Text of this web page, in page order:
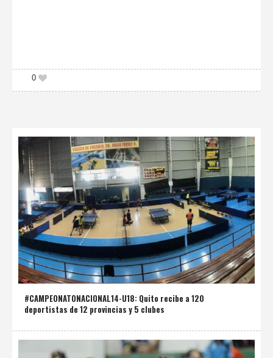
0
#CAMPEONATONACIONAL14-U18: Quito recibe a 120
deportistas de 12 provincias y 5 clubes